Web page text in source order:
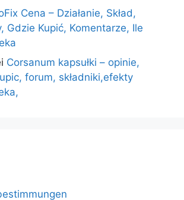
Cena – Działanie, Skład,
Gdzie Kupić, Komentarze, Ile
Corsanum kapsułki – opinie,
forum, składniki,efekty